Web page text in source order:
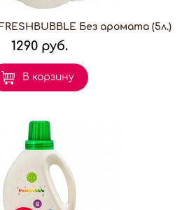
Без аромата (5л.)
1290 руб.
В корзину